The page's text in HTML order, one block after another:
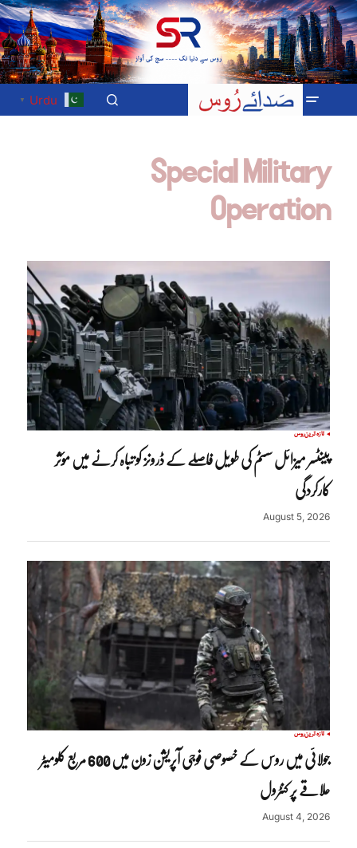
Urdu
▼
Special Military
Operation
تازہ ترینروس
پینٹسر میزائل سسٹم کی طویل فاصلے کے ڈرونز کو تباہ کرنے میں مؤثر
کارکردگی
August 5, 2026
تازہ ترینروس
جولائی میں روس کے خصوصی فوجی آپریشن زون میں 600 مربع کلومیٹر
علاقے پر کنٹرول
August 4, 2026